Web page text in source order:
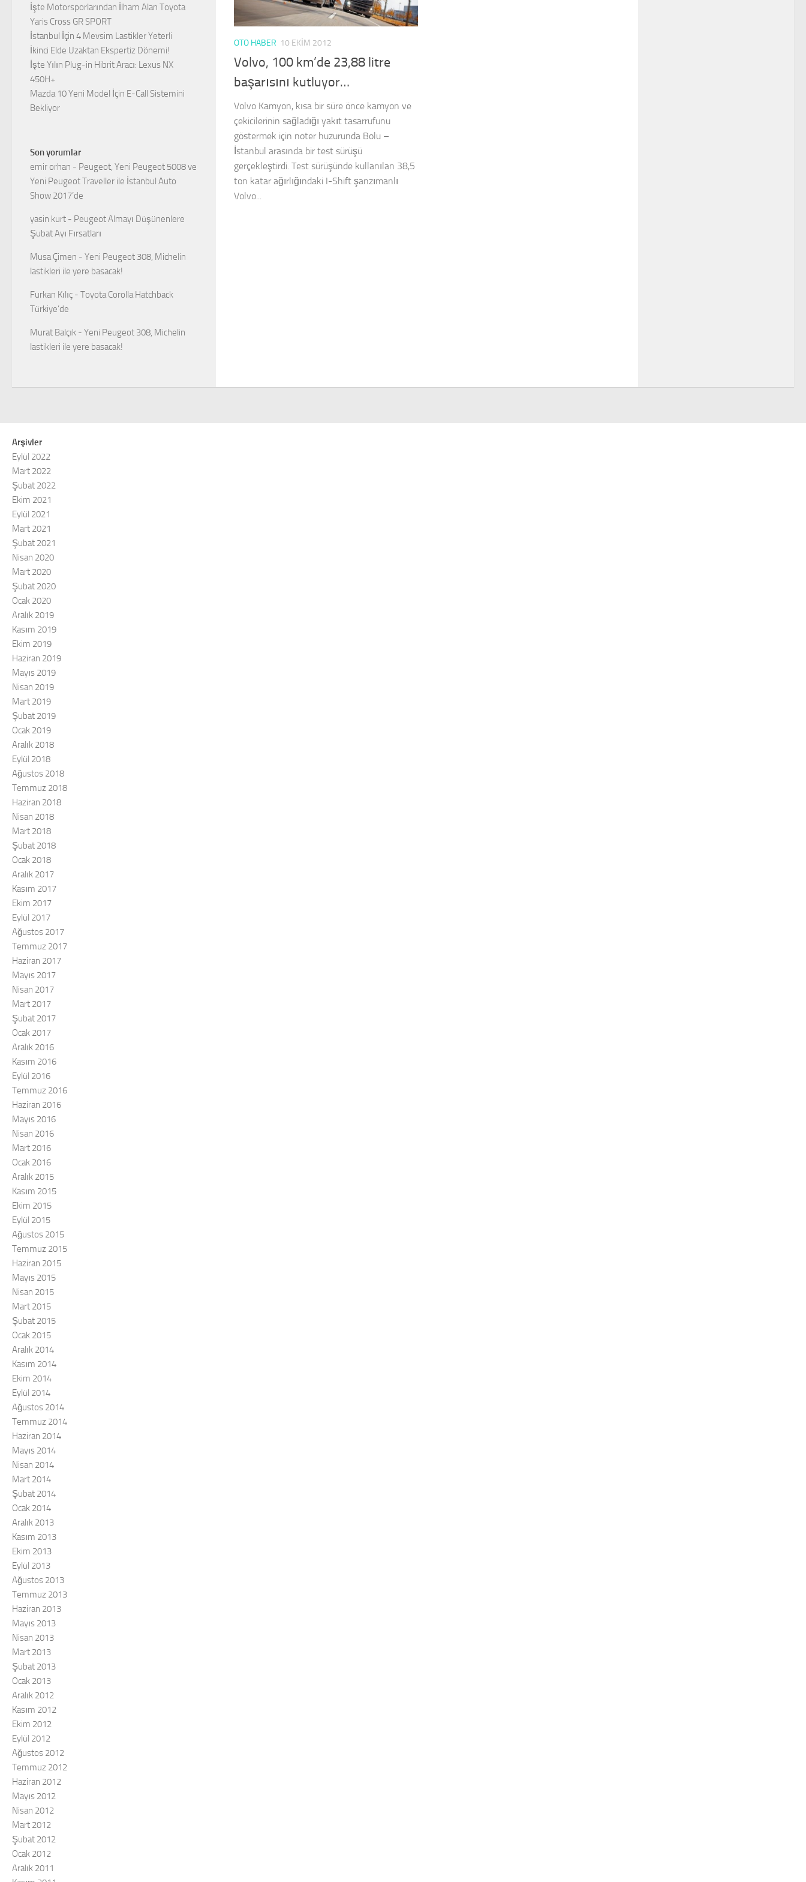
OTO HABER 10 EKIM 2012
Volvo, 100 km’de 23,88 litre
başarısını kutluyor…
Volvo Kamyon, kısa bir süre önce kamyon ve
çekicilerinin sağladığı yakıt tasarrufunu
göstermek için noter huzurunda Bolu –
İstanbul arasında bir test sürüşü
gerçekleştirdi. Test sürüşünde kullanılan 38,5
ton katar ağırlığındaki I-Shift şanzımanlı
Volvo...
İşte Motorsporlarından İlham Alan Toyota
Yaris Cross GR SPORT
İstanbul İçin 4 Mevsim Lastikler Yeterli
İkinci Elde Uzaktan Ekspertiz Dönemi!
İşte Yılın Plug-in Hibrit Aracı: Lexus NX
450H+
Mazda 10 Yeni Model İçin E-Call Sistemini
Bekliyor
Son yorumlar
emir orhan - Peugeot, Yeni Peugeot 5008 ve
Yeni Peugeot Traveller ile İstanbul Auto
Show 2017’de
yasin kurt - Peugeot Almayı Düşünenlere
Şubat Ayı Fırsatları
Musa Çimen - Yeni Peugeot 308, Michelin
lastikleri ile yere basacak!
Furkan Kılıç - Toyota Corolla Hatchback
Türkiye’de
Murat Balçık - Yeni Peugeot 308, Michelin
lastikleri ile yere basacak!
Arşivler
Eylül 2022
Mart 2022
Şubat 2022
Ekim 2021
Eylül 2021
Mart 2021
Şubat 2021
Nisan 2020
Mart 2020
Şubat 2020
Ocak 2020
Aralık 2019
Kasım 2019
Ekim 2019
Haziran 2019
Mayıs 2019
Nisan 2019
Mart 2019
Şubat 2019
Ocak 2019
Aralık 2018
Eylül 2018
Ağustos 2018
Temmuz 2018
Haziran 2018
Nisan 2018
Mart 2018
Şubat 2018
Ocak 2018
Aralık 2017
Kasım 2017
Ekim 2017
Eylül 2017
Ağustos 2017
Temmuz 2017
Haziran 2017
Mayıs 2017
Nisan 2017
Mart 2017
Şubat 2017
Ocak 2017
Aralık 2016
Kasım 2016
Eylül 2016
Temmuz 2016
Haziran 2016
Mayıs 2016
Nisan 2016
Mart 2016
Ocak 2016
Aralık 2015
Kasım 2015
Ekim 2015
Eylül 2015
Ağustos 2015
Temmuz 2015
Haziran 2015
Mayıs 2015
Nisan 2015
Mart 2015
Şubat 2015
Ocak 2015
Aralık 2014
Kasım 2014
Ekim 2014
Eylül 2014
Ağustos 2014
Temmuz 2014
Haziran 2014
Mayıs 2014
Nisan 2014
Mart 2014
Şubat 2014
Ocak 2014
Aralık 2013
Kasım 2013
Ekim 2013
Eylül 2013
Ağustos 2013
Temmuz 2013
Haziran 2013
Mayıs 2013
Nisan 2013
Mart 2013
Şubat 2013
Ocak 2013
Aralık 2012
Kasım 2012
Ekim 2012
Eylül 2012
Ağustos 2012
Temmuz 2012
Haziran 2012
Mayıs 2012
Nisan 2012
Mart 2012
Şubat 2012
Ocak 2012
Aralık 2011